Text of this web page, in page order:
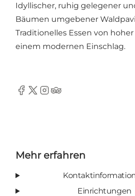
Idyllischer, ruhig gelegener
Bäumen umgebener
Traditionelles Essen von
einem modernen Einschlag.
Facebook
TwitterInstagram
TripAdvisor
Mehr erfahren
Einrichtungen